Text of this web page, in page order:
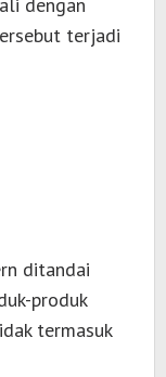
terjadi
ditandai
produk
termasuk